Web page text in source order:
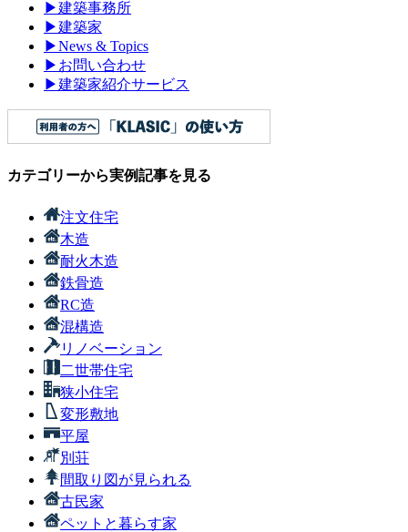
▶建築事務所
▶建築家
▶News & Topics
▶ お問い合わせ
▶建築家紹介サービス
カテゴリーから実例記事を見る
注文住宅
木造
耐火木造
鉄骨造
RC造
混構造
リノベーション
二世帯住宅
狭小住宅
変形敷地
平屋
別荘
間取り図が見られる
古民家
ペットと暮らす家